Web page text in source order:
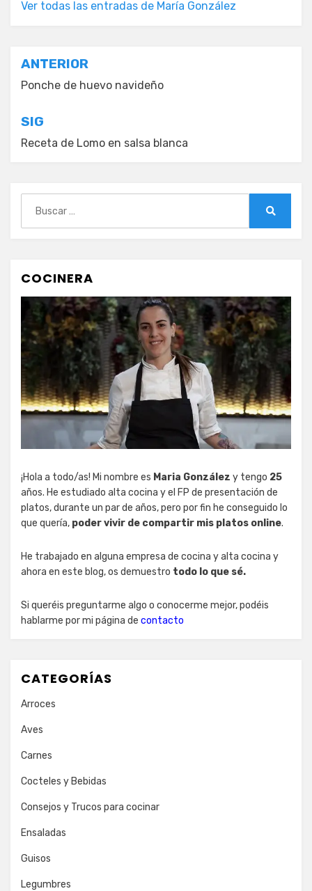
Ver todas las entradas de María González
Navegación
de
entradas
ANTERIOR
Ponche de huevo navideño
SIG
Receta de Lomo en salsa blanca
COCINERA
¡Hola a todo/as! Mi nombre es Maria González y tengo 25
años. He estudiado alta cocina y el FP de presentación de
platos, durante un par de años, pero por fin he conseguido lo
que quería, poder vivir de compartir mis platos online.
He trabajado en alguna empresa de cocina y alta cocina y
ahora en este blog, os demuestro todo lo que sé.
Si queréis preguntarme algo o conocerme mejor, podéis
hablarme por mi página de contacto
CATEGORÍAS
Arroces
Aves
Carnes
Cocteles y Bebidas
Consejos y Trucos para cocinar
Ensaladas
Guisos
Legumbres